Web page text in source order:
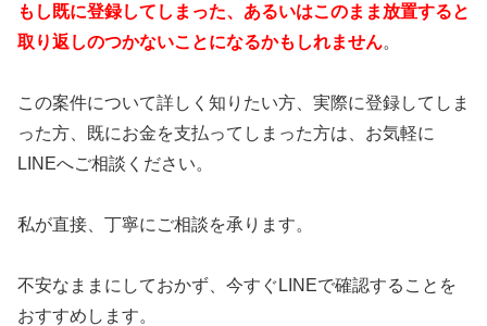
もし既に登録してしまった、あるいはこのまま放置すると
取り返しのつかないことになるかもしれません。
この案件について詳しく知りたい方、実際に登録してしま
った方、既にお金を支払ってしまった方は、お気軽に
LINEへご相談ください。
私が直接、丁寧にご相談を承ります。
不安なままにしておかず、今すぐLINEで確認することを
おすすめします。